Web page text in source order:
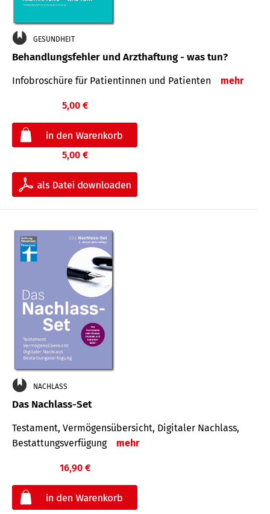
GESUNDHEIT
Behandlungsfehler und Arzthaftung - was tun?
Infobroschüre für Patientinnen und Patienten mehr
5,00 €
5,00 €
NACHLASS
Das Nachlass-Set
Testament, Vermögens­übersicht, Digitaler Nach­lass,
Bestat­tungs­ver­fügung
mehr
16,90 €